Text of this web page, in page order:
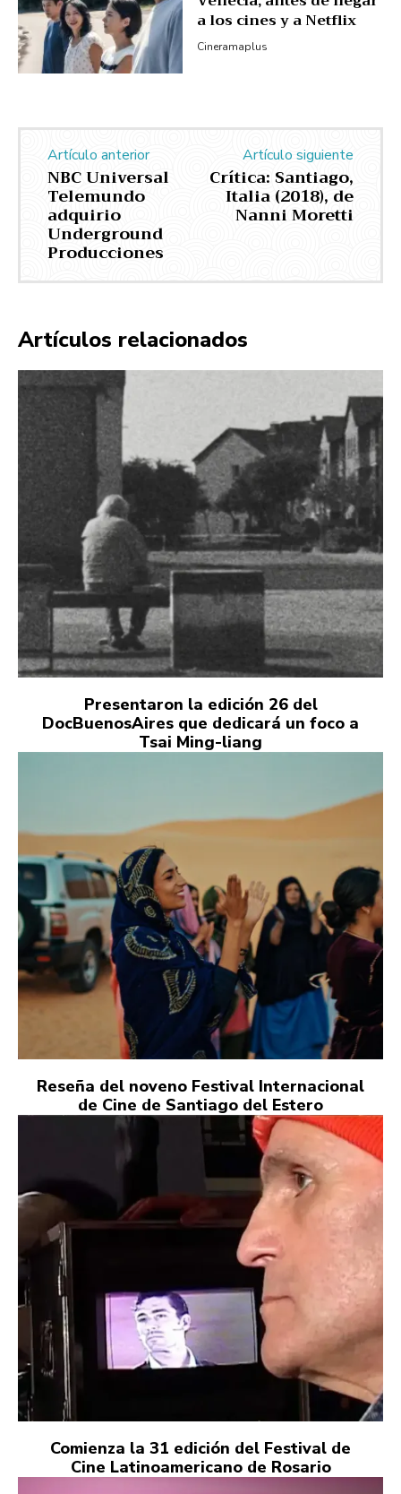
a los cines y a Netflix
Cineramaplus
Artículo anterior
NBC Universal
Telemundo
adquirio
Underground
Producciones
Artículo siguiente
Crítica: Santiago,
Italia (2018), de
Nanni Moretti
Artículos relacionados
Presentaron la edición 26 del
DocBuenosAires que dedicará un foco a
Tsai Ming-liang
Reseña del noveno Festival Internacional
de Cine de Santiago del Estero
Comienza la 31 edición del Festival de
Cine Latinoamericano de Rosario